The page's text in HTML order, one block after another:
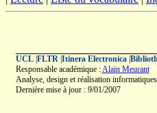
UCL| FLTR| Itinera Electronica|
Responsable académique :Alain Meurant
Analyse, design et réalisation
Dernière mise à jour : 9/01/2007